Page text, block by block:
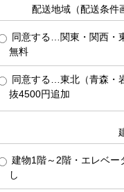
配送地域（配送条件
同意する…関東・関西・
無料
同意する…東北（青森・
抜4500円追加
建物1階～2階・エレベ
し